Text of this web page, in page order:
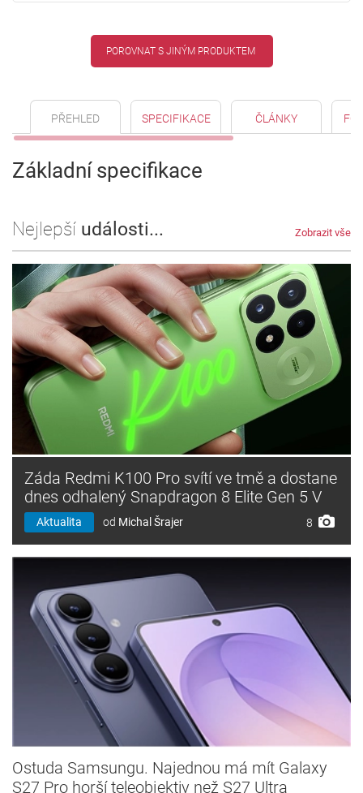
POROVNAT S JINÝM PRODUKTEM
PŘEHLED SPECIFIKACE ČLÁNKY
Základní specifikace
Nejlepší události... Zobrazit vše
Záda Redmi K100 Pro svítí ve tmě a dostane
dnes odhalený Snapdragon 8 Elite Gen 5 V
Aktualita od Michal Šrajer 8
Ostuda Samsungu. Najednou má mít Galaxy
S27 Pro horší teleobjektiv než S27 Ultra